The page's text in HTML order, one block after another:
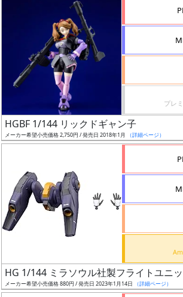
ー
ズ・
況
売
HGBF 1/144 リックドギャン子
メーカー希望小売価格 2,750円 / 発売日 2018年1月 （詳細ページ）
HG 1/144 ミラソウル社製フライトユニ
メーカー希望小売価格 880円 / 発売日 2023年1月14日 （詳細ページ）